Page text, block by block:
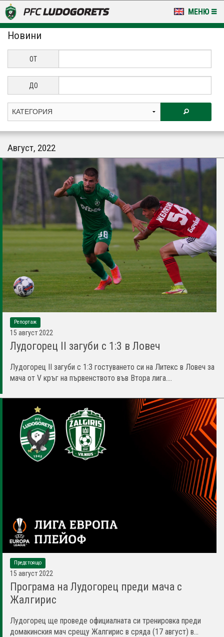
МЕНЮ
НОВИНИ & ГАЛЕРИИ
LUDOGORETS TV
СТАДИОН & БАЗИ
ЗА ФЕНОВЕ
Новини
ОТ
ДО
Август, 2022
Репортаж
15 август 2022
Лудогорец II загуби с 1:3 в Ловеч
Лудогорец II загуби с 1:3 гостуването си на Литекс в Ловеч за
мача от V кръг на първенството във Втора лига....
Предстоящо
15 август 2022
Програма на Лудогорец преди мача с
Жалгирис
Лудогорец ще проведе официалната си тренировка преди
домакинския мач срещу Жалгирис в сряда (17 август) в...